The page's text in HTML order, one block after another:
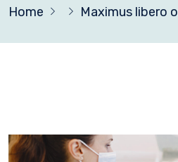
Home Maximus libero